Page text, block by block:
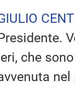
che